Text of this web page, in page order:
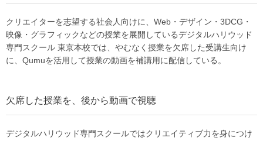
クリエイターを志望する社会人向けに、Web・デザイン・3DCG・
映像・グラフィックなどの授業を展開しているデジタルハリウッド
専門スクール 東京本校では、やむなく授業を欠席した受講生向け
に、Qumuを活用して授業の動画を補講用に配信している。
欠席した授業を、後から動画で視聴
デジタルハリウッド専門スクールではクリエイティブ力を身につけ